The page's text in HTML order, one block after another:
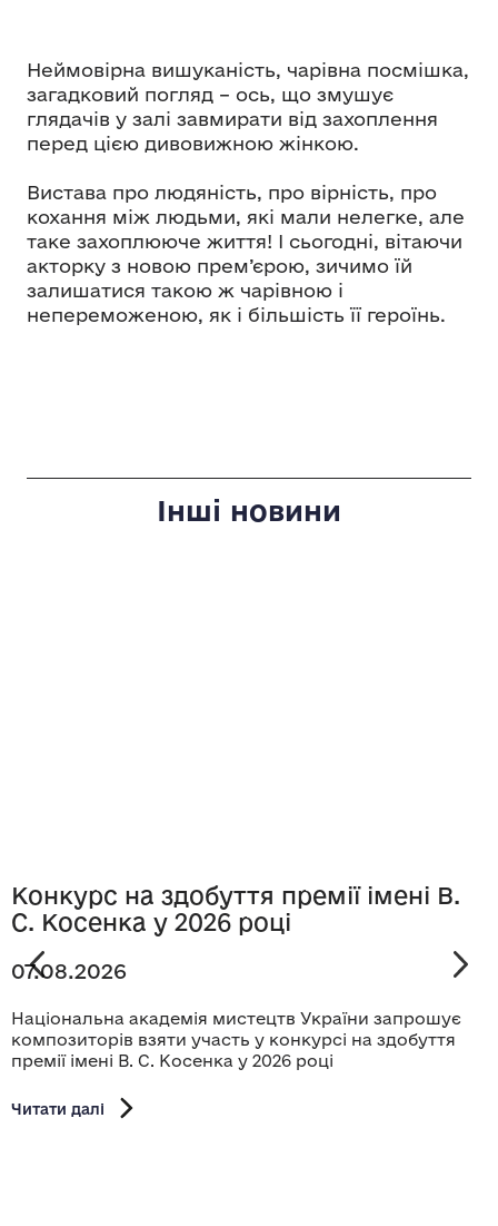
Неймовірна вишуканість, чарівна посмішка,
загадковий погляд – ось, що змушує
глядачів у залі завмирати від захоплення
перед цією дивовижною жінкою.
Вистава про людяність, про вірність, про
кохання між людьми, які мали нелегке, але
таке захоплююче життя! І сьогодні, вітаючи
акторку з новою прем’єрою, зичимо їй
залишатися такою ж чарівною і
непереможеною, як і більшість її героїнь.
Інші новини
Конкурс на здобуття премії імені В.
С. Косенка у 2026 році
07.08.2026
Національна академія мистецтв України запрошує
композиторів взяти участь у конкурсі на здобуття
премії імені В. С. Косенка у 2026 році
Читати далі